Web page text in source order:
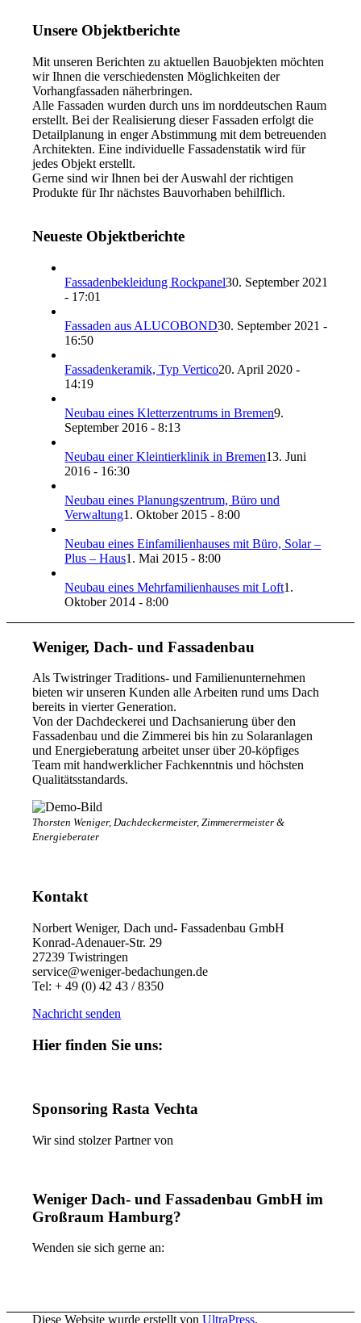
Unsere Objektberichte
Mit unseren Berichten zu aktuellen Bauobjekten möchten
wir Ihnen die verschiedensten Möglichkeiten der
Vorhangfassaden näherbringen.
Alle Fassaden wurden durch uns im norddeutschen Raum
erstellt. Bei der Realisierung dieser Fassaden erfolgt die
Detailplanung in enger Abstimmung mit dem betreuenden
Architekten. Eine individuelle Fassadenstatik wird für
jedes Objekt erstellt.
Gerne sind wir Ihnen bei der Auswahl der richtigen
Produkte für Ihr nächstes Bauvorhaben behilflich.
Neueste Objektberichte
Fassadenbekleidung Rockpanel30. September 2021
- 17:01
Fassaden aus ALUCOBOND30. September 2021 -
16:50
Fassadenkeramik, Typ Vertico20. April 2020 -
14:19
Neubau eines Kletterzentrums in Bremen9.
September 2016 - 8:13
Neubau einer Kleintierklinik in Bremen13. Juni
2016 - 16:30
Neubau eines Planungszentrum, Büro und
Verwaltung1. Oktober 2015 - 8:00
Neubau eines Einfamilienhauses mit Büro, Solar –
Plus – Haus1. Mai 2015 - 8:00
Neubau eines Mehrfamilienhauses mit Loft1.
Oktober 2014 - 8:00
Weniger, Dach- und Fassadenbau
Als Twistringer Traditions- und Familienunternehmen
bieten wir unseren Kunden alle Arbeiten rund ums Dach
bereits in vierter Generation.
Von der Dachdeckerei und Dachsanierung über den
Fassadenbau und die Zimmerei bis hin zu Solaranlagen
und Energieberatung arbeitet unser über 20-köpfiges
Team mit handwerklicher Fachkenntnis und höchsten
Qualitätsstandards.
Thorsten Weniger, Dachdeckermeister, Zimmerermeister &
Energieberater
Kontakt
Norbert Weniger, Dach und- Fassadenbau GmbH
Konrad-Adenauer-Str. 29
27239 Twistringen
service@weniger-bedachungen.de
Tel: + 49 (0) 42 43 / 8350
Nachricht senden
Hier finden Sie uns:
Sponsoring Rasta Vechta
Wir sind stolzer Partner von
Weniger Dach- und Fassadenbau GmbH im
Großraum Hamburg?
Wenden sie sich gerne an:
Diese Website wurde erstellt vonUltraPress.